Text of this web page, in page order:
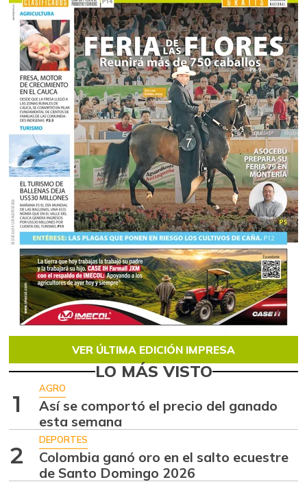
VER ÚLTIMA EDICIÓN IMPRESA
LO MÁS VISTO
1
AGRO
Así se comportó el precio del ganado
esta semana
2
DEPORTES
Colombia ganó oro en el salto ecuestre
de Santo Domingo 2026